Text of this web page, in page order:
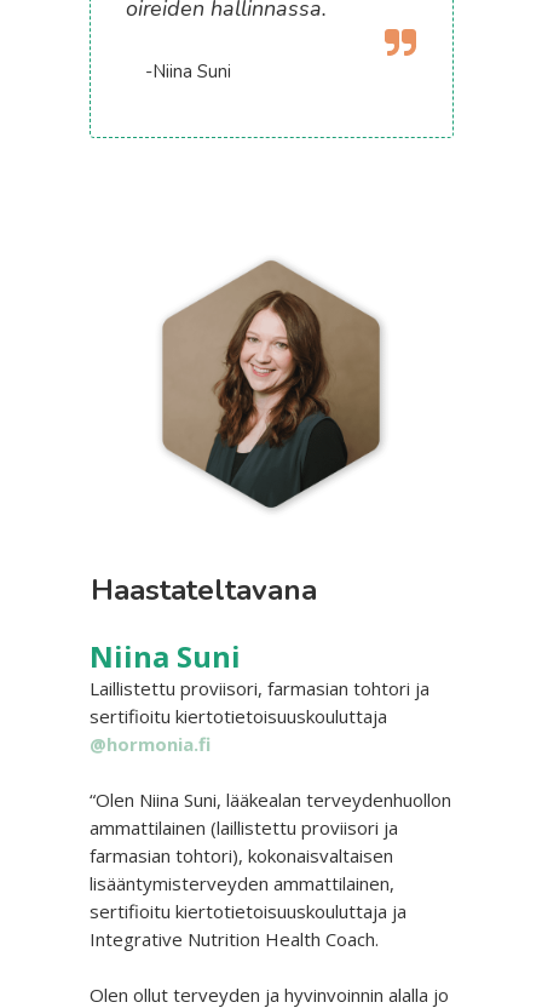
oireiden hallinnassa.
-Niina Suni
Haastateltavana
Niina Suni
Laillistettu proviisori, farmasian tohtori ja
sertifioitu kiertotietoisuuskouluttaja
@hormonia.fi
“Olen Niina Suni, lääkealan terveydenhuollon
ammattilainen (laillistettu proviisori ja
farmasian tohtori), kokonaisvaltaisen
lisääntymisterveyden ammattilainen,
sertifioitu kiertotietoisuuskouluttaja ja
Integrative Nutrition Health Coach.
Olen ollut terveyden ja hyvinvoinnin alalla jo